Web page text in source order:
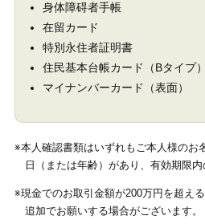
身体障碍者手帳
在留カード
特別永住者証明書
住民基本台帳カード（Bタイプ）
マイナンバーカード（表面）
※本人確認書類はいずれもご本人様のお
日（または年齢）があり、有効期限内
※現金でのお取引金額が200万円を超え
追加でお願いする場合がございます。